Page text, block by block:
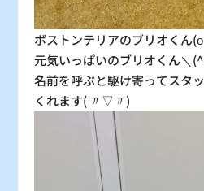
ボストンテリアのブリオくん
元気いっぱいのブリオくん＼
名前を呼ぶと駆け寄ってスタ
くれます( 〃▽〃)